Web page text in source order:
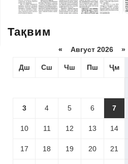
Тақвим
« Август 2026 »
Дш Сш Чш Пш Ҷм
3 4 5 6 7
10 11 12 13 14
17 18 19 20 21